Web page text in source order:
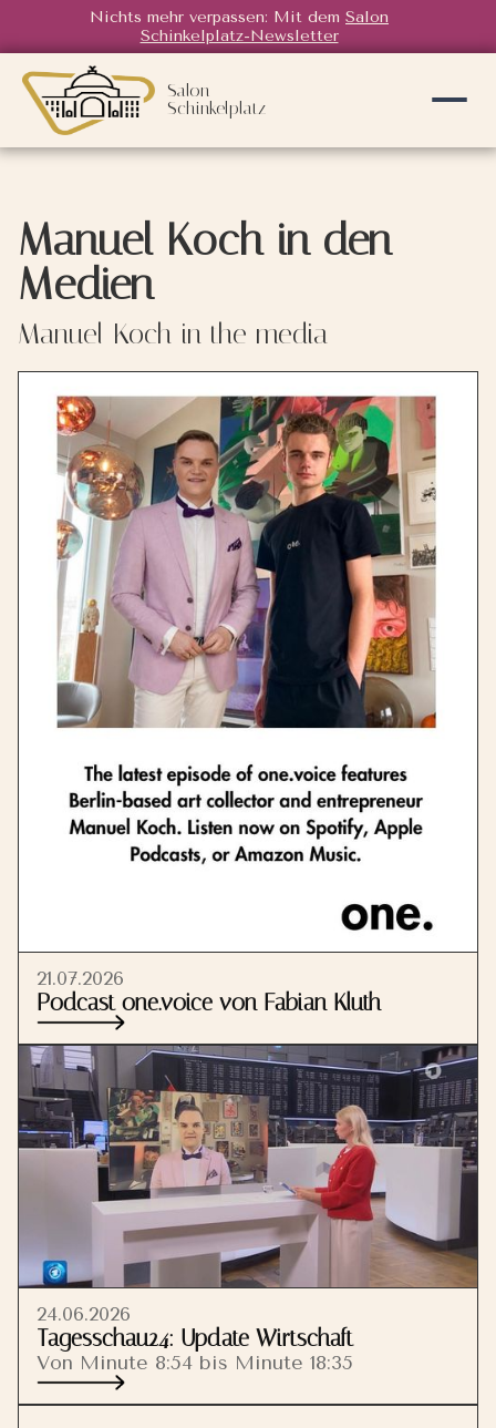
Nichts mehr verpassen: Mit dem Salon
Schinkelplatz-Newsletter
x
Salon
Schinkelplatz
Manuel Koch in den
Medien
Manuel Koch in the media
21.07.2026
Podcast one.voice von Fabian Kluth
24.06.2026
Tagesschau24: Update Wirtschaft
Von Minute 8:54 bis Minute 18:35